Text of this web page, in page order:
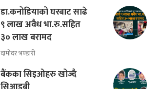
डा.कनोडियाको घरबाट साढे
९ लाख अवैध भा.रु.सहित
३० लाख बरामद
दामोदर भण्डारी
बैंकका सिइओहरु खोज्दै